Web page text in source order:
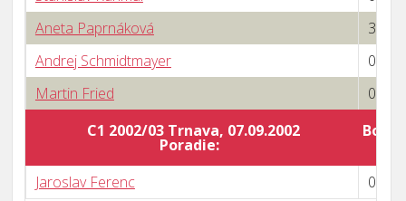
Aneta Paprnáková
3 : 1
Andrej Schmidtmayer
0 : 3
Martin Fried
0 : 3
C1 2002/03 Trnava, 07.09.2002
Poradie:
Body
Jaroslav Ferenc 0 : 3